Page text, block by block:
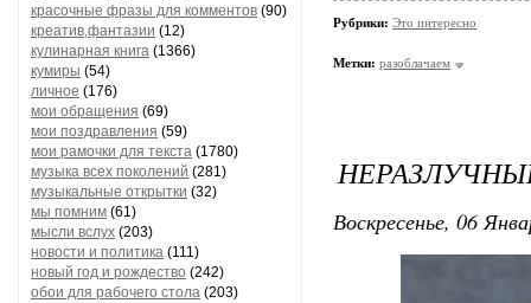
красочные фразы для комментов (90)
креатив,фантазии (12)
кулинарная книга (1366)
кумиры (54)
личное (176)
мои обращения (69)
мои поздравления (59)
мои рамочки для текста (1780)
музыка всех поколений (281)
музыкальные открытки (32)
мы помним (61)
мысли вслух (203)
новости и политика (111)
новый год и рождество (242)
обои для рабочего стола (203)
Рубрики: Это интересно
Метки: разоблачаем
Воскресенье, 06